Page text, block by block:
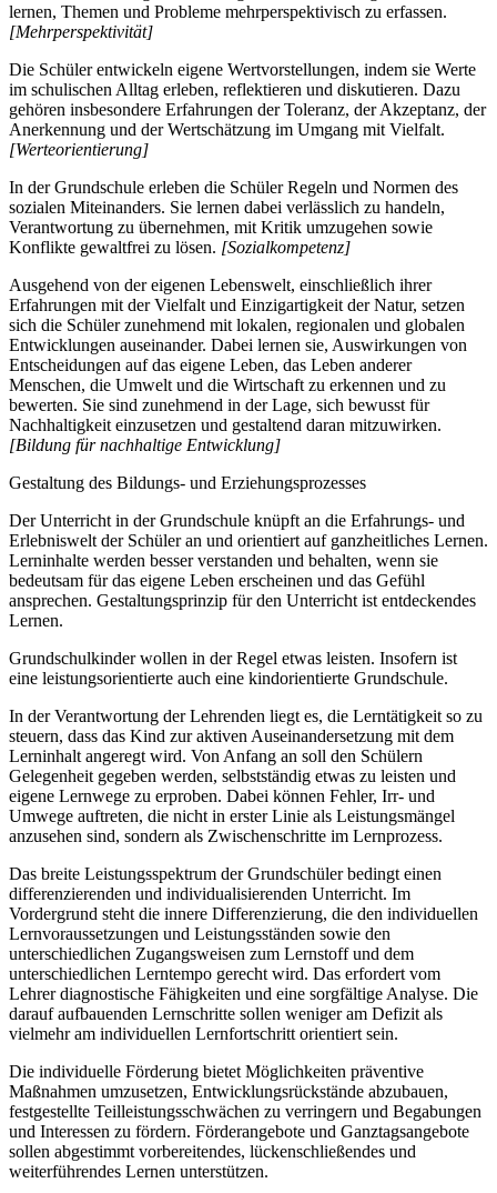
lernen, Themen und Probleme mehrperspektivisch zu erfassen.
[Mehrperspektivität]
Die Schüler entwickeln eigene Wertvorstellungen, indem sie Werte
im schulischen Alltag erleben, reflektieren und diskutieren. Dazu
gehören insbesondere Erfahrungen der Toleranz, der Akzeptanz, der
Anerkennung und der Wertschätzung im Umgang mit Vielfalt.
[Werteorientierung]
In der Grundschule erleben die Schüler Regeln und Normen des
sozialen Miteinanders. Sie lernen dabei verlässlich zu handeln,
Verantwortung zu übernehmen, mit Kritik umzugehen sowie
Konflikte gewaltfrei zu lösen. [Sozialkompetenz]
Ausgehend von der eigenen Lebenswelt, einschließlich ihrer
Erfahrungen mit der Vielfalt und Einzigartigkeit der Natur, setzen
sich die Schüler zunehmend mit lokalen, regionalen und globalen
Entwicklungen auseinander. Dabei lernen sie, Auswirkungen von
Entscheidungen auf das eigene Leben, das Leben anderer
Menschen, die Umwelt und die Wirtschaft zu erkennen und zu
bewerten. Sie sind zunehmend in der Lage, sich bewusst für
Nachhaltigkeit einzusetzen und gestaltend daran mitzuwirken.
[Bildung für nachhaltige Entwicklung]
Gestaltung des Bildungs- und Erziehungsprozesses
Der Unterricht in der Grundschule knüpft an die Erfahrungs- und
Erlebniswelt der Schüler an und orientiert auf ganzheitliches Lernen.
Lerninhalte werden besser verstanden und behalten, wenn sie
bedeutsam für das eigene Leben erscheinen und das Gefühl
ansprechen. Gestaltungsprinzip für den Unterricht ist entdeckendes
Lernen.
Grundschulkinder wollen in der Regel etwas leisten. Insofern ist
eine leistungsorientierte auch eine kindorientierte Grundschule.
In der Verantwortung der Lehrenden liegt es, die Lerntätigkeit so zu
steuern, dass das Kind zur aktiven Auseinandersetzung mit dem
Lerninhalt angeregt wird. Von Anfang an soll den Schülern
Gelegenheit gegeben werden, selbstständig etwas zu leisten und
eigene Lernwege zu erproben. Dabei können Fehler, Irr- und
Umwege auftreten, die nicht in erster Linie als Leistungsmängel
anzusehen sind, sondern als Zwischenschritte im Lernprozess.
Das breite Leistungsspektrum der Grundschüler bedingt einen
differenzierenden und individualisierenden Unterricht. Im
Vordergrund steht die innere Differenzierung, die den individuellen
Lernvoraussetzungen und Leistungsständen sowie den
unterschiedlichen Zugangsweisen zum Lernstoff und dem
unterschiedlichen Lerntempo gerecht wird. Das erfordert vom
Lehrer diagnostische Fähigkeiten und eine sorgfältige Analyse. Die
darauf aufbauenden Lernschritte sollen weniger am Defizit als
vielmehr am individuellen Lernfortschritt orientiert sein.
Die individuelle Förderung bietet Möglichkeiten präventive
Maßnahmen umzusetzen, Entwicklungsrückstände abzubauen,
festgestellte Teilleistungsschwächen zu verringern und Begabungen
und Interessen zu fördern. Förderangebote und Ganztagsangebote
sollen abgestimmt vorbereitendes, lückenschließendes und
weiterführendes Lernen unterstützen.